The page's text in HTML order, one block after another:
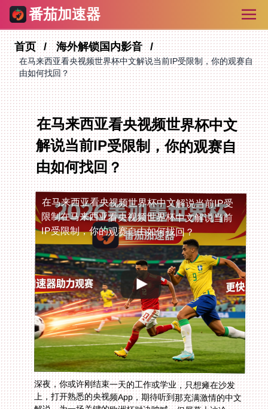
番茄加速器
首页 海外解锁国内影音
在马来西亚看央视频世界杯中文解说当前IP受限制，你的观赛自
由如何找回？
在马来西亚看央视频世界杯中文
解说当前IP受限制，你的观赛自
由如何找回？
在马来西亚看央视频世界杯中文解说当前IP受
限制在马来西亚看央视频世界杯中文解说当前
IP受限制，你的观赛自由如何找回？
深夜，你或许刚结束一天的工作或学业，只想瘫在沙发
上，打开熟悉的央视频App，期待听到那充满激情的中文
解说，为一场关键的欧洲杯对决呐喊。但屏幕上冰冷
的“当前IP地址不在服务区”或“仅限中国大陆地区播放”的
提示，瞬间将你的热情浇灭。在海外怎么看欧洲杯，竟成
了如此令人沮丧的难题？这不仅仅是你的困扰，更是千万
留学生、海外工作者和华人共同的心结。地域版权限制如
同一道无形的墙，将我们与熟悉的乡音解说、便捷的国内
直播平台隔绝开来。但别担心，这道墙并非不可逾越。本
文将为你清晰揭示问题根源，并提供一个稳定、高效的一
站式解决方案，让你无论身处纽约、吉隆坡还是苏黎世，